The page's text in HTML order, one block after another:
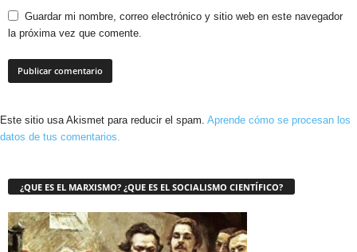
Guardar mi nombre, correo electrónico y sitio web en este navegador
la próxima vez que comente.
Este sitio usa Akismet para reducir el spam. Aprende cómo se procesan los
datos de tus comentarios.
¿QUE ES EL MARXISMO? ¿QUE ES EL SOCIALISMO CIENTÍFICO?